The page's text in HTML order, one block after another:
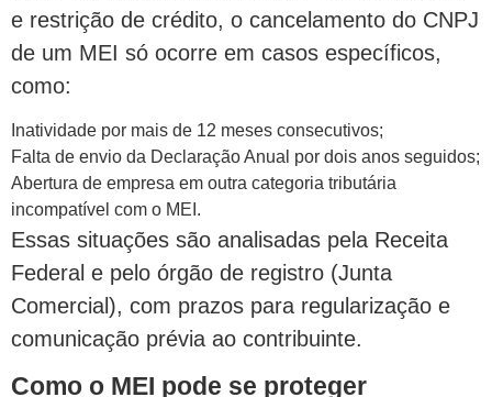
e restrição de crédito, o cancelamento do CNPJ
de um MEI só ocorre em casos específicos,
como:
Inatividade por mais de 12 meses consecutivos;
Falta de envio da Declaração Anual por dois anos seguidos;
Abertura de empresa em outra categoria tributária
incompatível com o MEI.
Essas situações são analisadas pela Receita
Federal e pelo órgão de registro (Junta
Comercial), com prazos para regularização e
comunicação prévia ao contribuinte.
Como o MEI pode se proteger